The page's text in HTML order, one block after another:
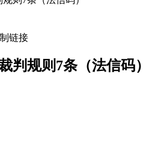
链接
判规则7条（法信码）